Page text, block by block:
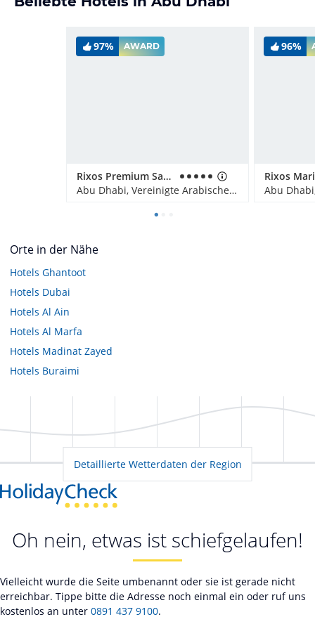
97% AWARD
Rixos Premium Saadiyat Island
Abu Dhabi, Vereinigte Arabische Emirate
96%
Orte in der Nähe
Hotels Ghantoot
Hotels Dubai
Hotels Al Ain
Hotels Al Marfa
Hotels Madinat Zayed
Hotels Buraimi
Detaillierte Wetterdaten der Region
Oh nein, etwas ist schiefgelaufen!
Vielleicht wurde die Seite umbenannt oder sie ist gerade nicht
erreichbar. Tippe bitte die Adresse noch einmal ein oder ruf uns
kostenlos an unter 0891 437 9100.